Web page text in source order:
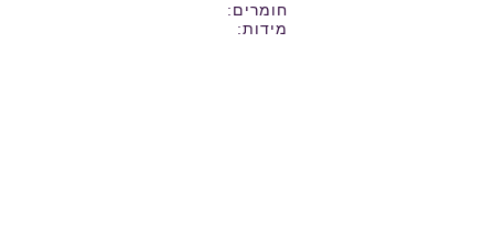
חומרים:
מידות: